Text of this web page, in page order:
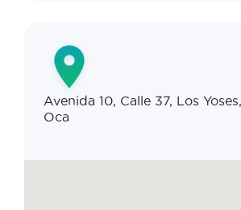
Avenida 10, Calle 37, Los
Oca